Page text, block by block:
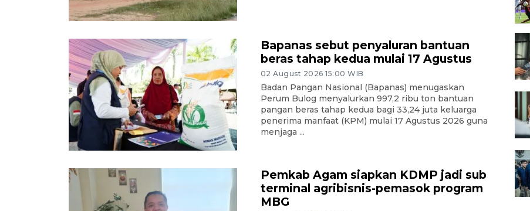
Bapanas sebut penyaluran bantuan
beras tahap kedua mulai 17 Agustus
02 August 2026 15:00 WIB
Badan Pangan Nasional (Bapanas) menugaskan
Perum Bulog menyalurkan 997,2 ribu ton bantuan
pangan beras tahap kedua bagi 33,24 juta keluarga
penerima manfaat (KPM) mulai 17 Agustus 2026 guna
menjaga ...
Pemkab Agam siapkan KDMP jadi sub
terminal agribisnis-pemasok program
MBG